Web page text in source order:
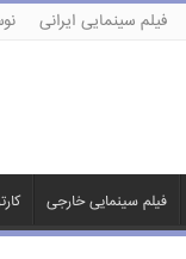
فیلم سینمایی ایرانی
فیلم سینمایی خارجی